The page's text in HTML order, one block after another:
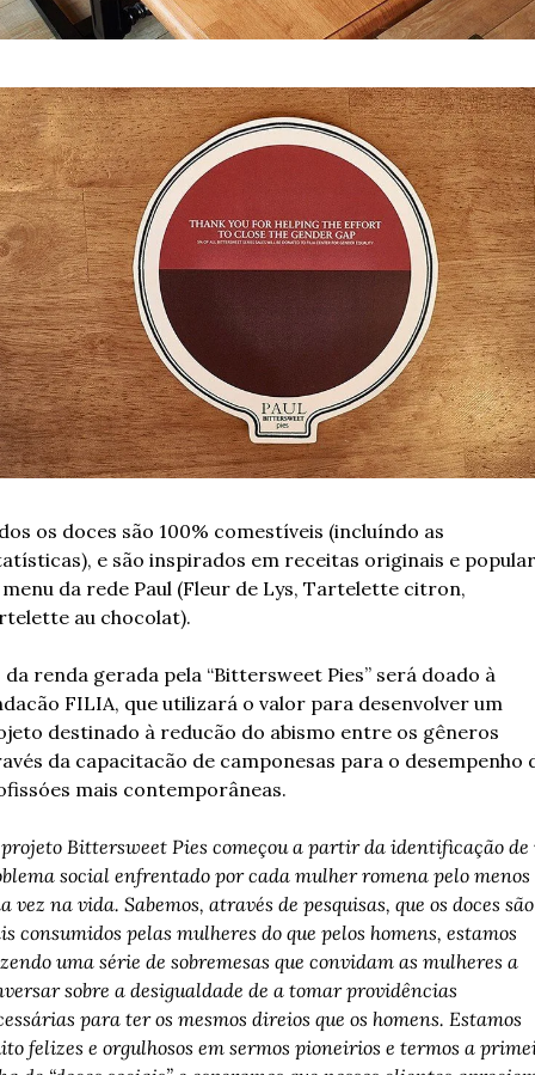
os doces são 100% comestíveis (incluíndo as
e são inspirados em receitas originais e
da rede Paul (Fleur de Lys, Tartelette citron,
au chocolat).
da renda gerada pela “Bittersweet Pies” será doado à
FILIA, que utilizará o valor para desenvolver um
destinado à reducão do abismo entre os gêneros
da capacitacão de camponesas para o desempenho
mais contemporâneas.
projeto Bittersweet Pies começou a partir da identificação de
social enfrentado por cada mulher romena pelo menos
vez na vida. Sabemos, através de pesquisas, que os doces são
consumidos pelas mulheres do que pelos homens, estamos
uma série de sobremesas que convidam as mulheres a
sobre a desigualdade de a tomar providências
para ter os mesmos direios que os homens. Estamos
felizes e orgulhosos em sermos pioneirios e termos a